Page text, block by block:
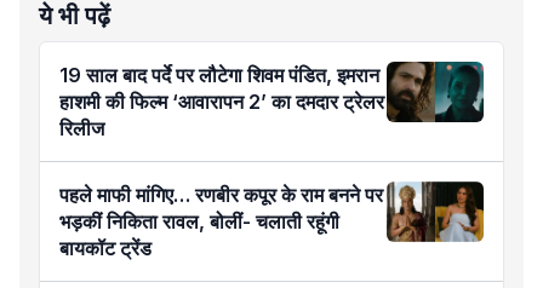
ये भी पढ़ें
19 साल बाद पर्दे पर लौटेगा शिवम पंडित, इमरान
हाशमी की फिल्म ‘आवारापन 2’ का दमदार ट्रेलर
रिलीज
पहले माफी मांगिए… रणबीर कपूर के राम बनने पर
भड़कीं निकिता रावल, बोलीं- चलाती रहूंगी
बायकॉट ट्रेंड